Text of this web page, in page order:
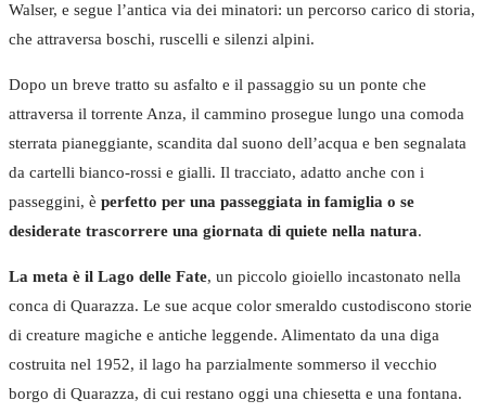
Walser, e segue l’antica via dei minatori: un percorso carico di storia,
che attraversa boschi, ruscelli e silenzi alpini.
Dopo un breve tratto su asfalto e il passaggio su un ponte che
attraversa il torrente Anza, il cammino prosegue lungo una comoda
sterrata pianeggiante, scandita dal suono dell’acqua e ben segnalata
da cartelli bianco-rossi e gialli. Il tracciato, adatto anche con i
passeggini, è perfetto per una passeggiata in famiglia o se
desiderate trascorrere una giornata di quiete nella natura.
La meta è il Lago delle Fate, un piccolo gioiello incastonato nella
conca di Quarazza. Le sue acque color smeraldo custodiscono storie
di creature magiche e antiche leggende. Alimentato da una diga
costruita nel 1952, il lago ha parzialmente sommerso il vecchio
borgo di Quarazza, di cui restano oggi una chiesetta e una fontana.